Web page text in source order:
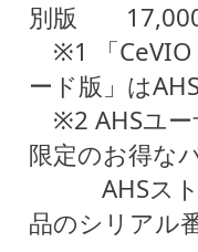
別版 17,000
※1 「CeVIO
ード版」は
※2 AHSユー
限定のお得な
AHSストア
品のシリアル